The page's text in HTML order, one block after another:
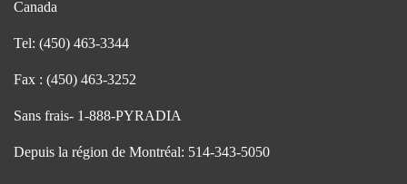
Canada
Tel: (450) 463-3344
Fax : (450) 463-3252
Sans frais- 1-888-PYRADIA
Depuis la région de Montréal: 514-343-5050